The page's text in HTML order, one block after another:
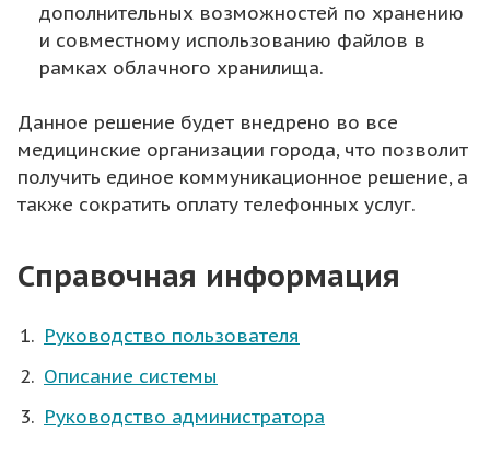
дополнительных возможностей по хранению
и совместному использованию файлов в
рамках облачного хранилища.
Данное решение будет внедрено во все
медицинские организации города, что позволит
получить единое коммуникационное решение, а
также сократить оплату телефонных услуг.
Справочная информация
Руководство пользователя
Описание системы
Руководство администратора